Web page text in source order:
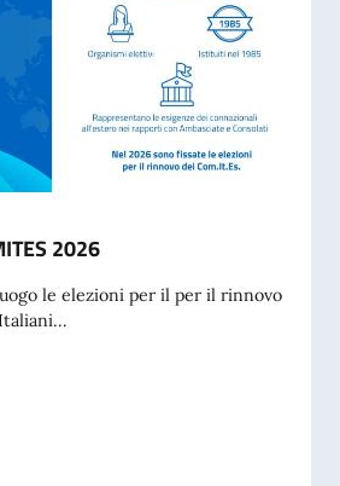
2026
le elezioni per il per il rinnovo
2026